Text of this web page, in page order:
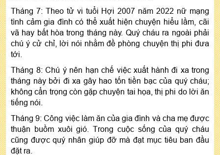
Tháng 7: Theo tử vi tuổi Hợi 2007 năm 2022 nữ mạng
tình cảm gia đình có thể xuất hiện chuyện hiểu lầm, cãi
vã hay bất hòa trong tháng này. Quý cháu ra ngoài phải
chú ý cử chỉ, lời nói nhằm đề phòng chuyện thị phi đưa
tới.
Tháng 8: Chú ý nên hạn chế việc xuất hành đi xa trong
tháng này bởi đi xa gây hao tốn tiền bạc của quý cháu;
không cẩn trọng còn gặp chuyện tai họa, thị phi do lời ăn
tiếng nói.
Tháng 9: Công việc làm ăn của gia đình và cha mẹ được
thuận buồm xuôi gió. Trong cuộc sống của quý cháu
cũng được quý nhân giúp đỡ mà đạt mục tiêu ban đầu
đặt ra.